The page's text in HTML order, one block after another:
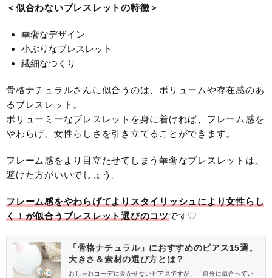
＜似合わないブレスレットの特徴＞
華奢なデザイン
小ぶりなブレスレット
繊細なつくり
骨格ナチュラルさんに似合うのは、ボリュームや存在感のあ
るブレスレット。
ボリューミーなブレスレットを身に着ければ、フレーム感を
やわらげ、女性らしさを引き立てることができます。
フレーム感をより目立たせてしまう華奢なブレスレットは、
避けた方がいいでしょう。
フレーム感をやわらげてよりスタイリッシュにより女性らし
く！が似合うブレスレット選びのコツです♡
「骨格ナチュラル」におすすめのピアス15選。
大きさ＆素材の選び方とは？
おしゃれコーデに欠かせないピアスですが、「自分に似合ってい